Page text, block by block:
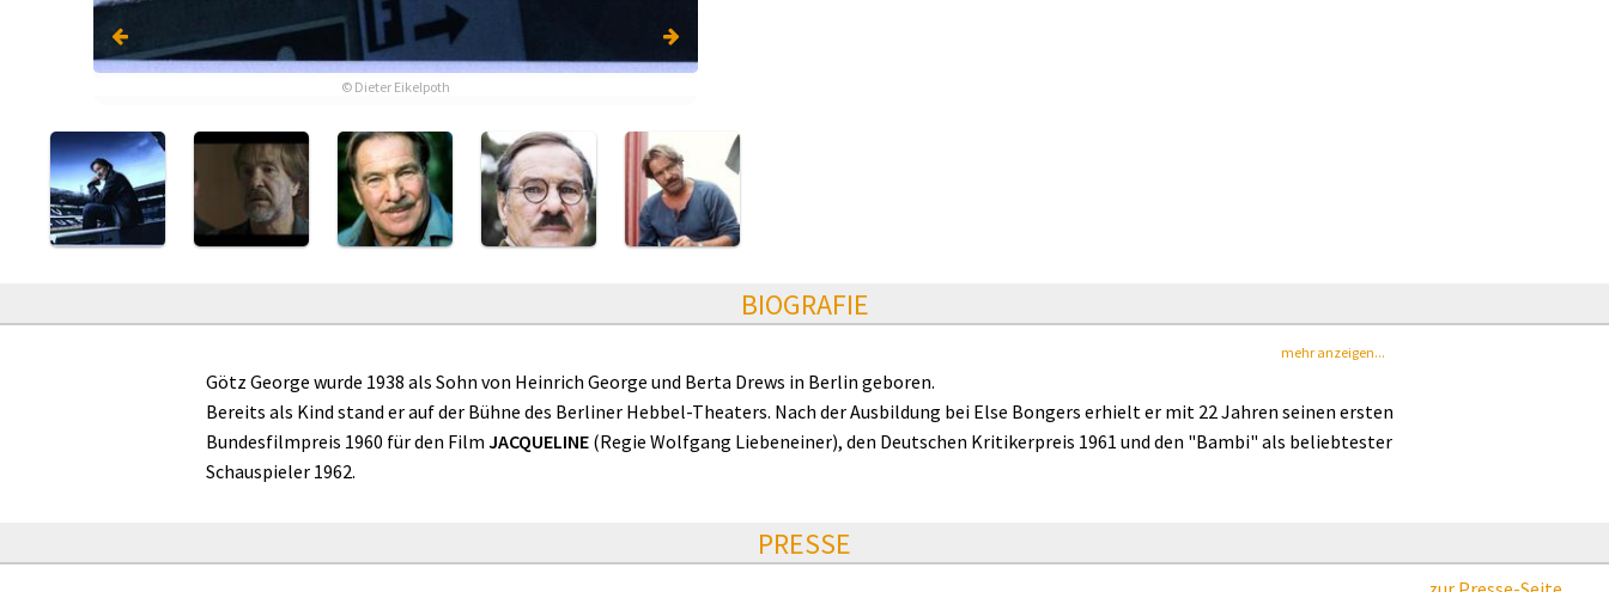
© Dieter Eikelpoth
© Dieter Eikelpoth
BIOGRAFIE
mehr anzeigen...
Götz George wurde 1938 als Sohn von Heinrich George und Berta Drews in Berlin geboren.
Bereits als Kind stand er auf der Bühne des Berliner Hebbel-Theaters. Nach der Ausbildung bei Else Bongers erhielt er mit 22 Jahren seinen ersten
Bundesfilmpreis 1960 für den Film JACQUELINE (Regie Wolfgang Liebeneiner), den Deutschen Kritikerpreis 1961 und den "Bambi" als beliebtester
Schauspieler 1962.
PRESSE